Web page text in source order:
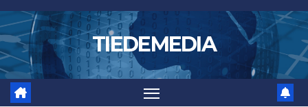
Skip
to
content
TIEDEMEDIA